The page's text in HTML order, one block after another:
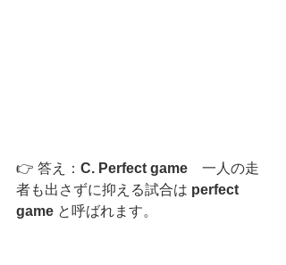
👉 答え： C. Perfect game 一人の走
者も出さずに抑える試合は perfect
game と呼ばれます。